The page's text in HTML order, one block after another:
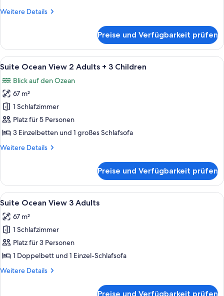
+
anzeigen
Weitere Details
Weitere
Ocean
View
2
+
2
Children
Preise und Verfügbarkeit prüfen
Alle
Fotos
für
Suite
Ocean
View
2
+
anzeigen
Ein modernes Hotelzimmer mit
6
Suite Ocean View 2 Adults + 3 Children
Blick auf den Ozean
67 m²
1 Schlafzimmer
Platz für 5 Personen
3 Einzelbetten und 1 großes Schlafsofa
Weitere Details
Weitere
Ocean
View
2
+
3
Children
Preise und Verfügbarkeit prüfen
Alle
Fotos
für
Suite
Ocean
View
3
Ein modernes Hotelzimmer mit
6
Suite Ocean View 3 Adults
67 m²
1 Schlafzimmer
Platz für 3 Personen
1 Doppelbett und 1 Einzel-Schlafsofa
Weitere Details
Weitere
Preise und Verfügbarkeit prüfen